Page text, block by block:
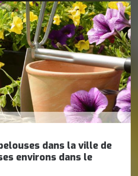
dans la ville de
environs dans le